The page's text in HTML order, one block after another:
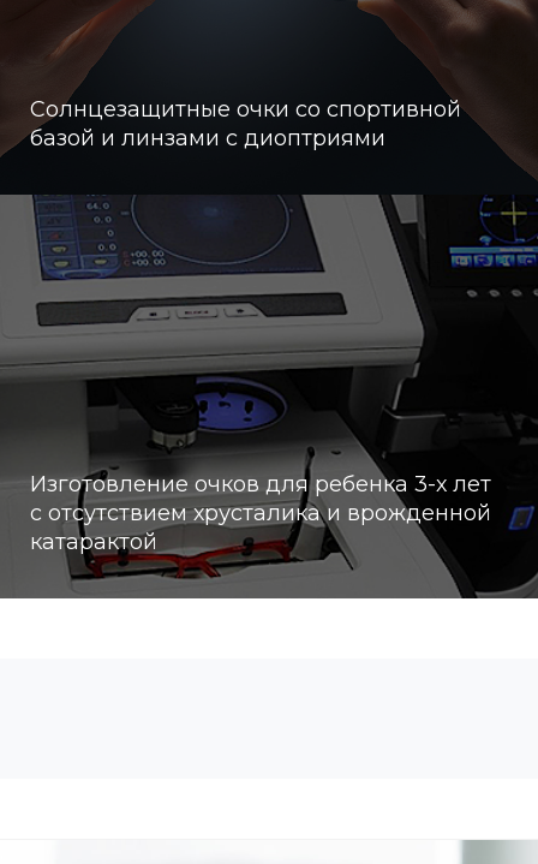
Солнцезащитные очки со спортивной
базой и линзами с диоптриями
Изготовление очков для ребенка 3-х лет
с отсутствием хрусталика и врожденной
катарактой